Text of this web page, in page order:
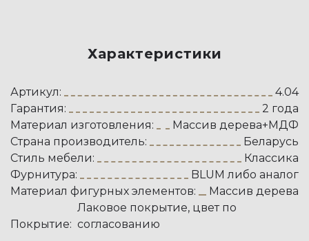
Характеристики
Артикул:
4.04
Гарантия:
2 года
Материал изготовления:
Массив дерева+МДФ
Страна производитель:
Беларусь
Стиль мебели:
Классика
Фурнитура:
BLUM либо аналог
Материал фигурных элементов:
Массив дерева
Покрытие:
Лаковое покрытие, цвет по
согласованию